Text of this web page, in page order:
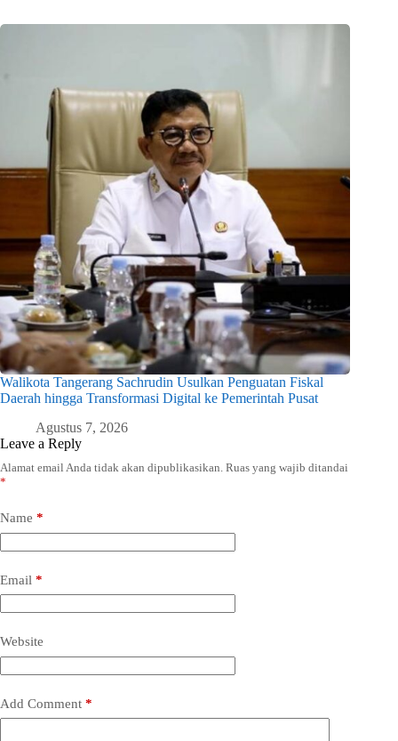
Walikota Tangerang Sachrudin Usulkan Penguatan Fiskal
Daerah hingga Transformasi Digital ke Pemerintah Pusat
Agustus 7, 2026
Leave a Reply
Alamat email Anda tidak akan dipublikasikan. Ruas yang wajib ditandai
*
Name *
Email *
Website
Add Comment *